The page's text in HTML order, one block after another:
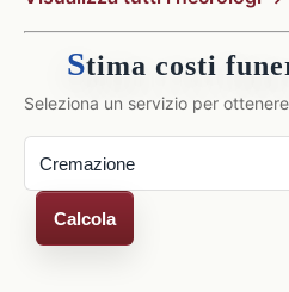
Stima costi
Seleziona un servizio per
Calcola